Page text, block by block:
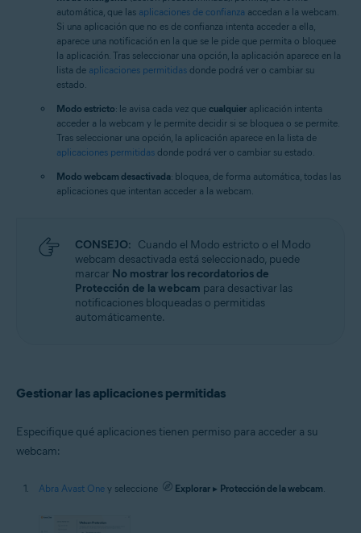
automática, que las aplicaciones de confianza accedan a la webcam.
Si una aplicación que no es de confianza intenta acceder a ella,
aparece una notificación en la que se le pide que permita o bloquee
la aplicación. Tras seleccionar una opción, la aplicación aparece en la
lista de aplicaciones permitidas donde podrá ver o cambiar su
estado.
Modo estricto: le avisa cada vez que cualquier aplicación intenta
acceder a la webcam y le permite decidir si se bloquea o se permite.
Tras seleccionar una opción, la aplicación aparece en la lista de
aplicaciones permitidas donde podrá ver o cambiar su estado.
Modo webcam desactivada: bloquea, de forma automática, todas las
aplicaciones que intentan acceder a la webcam.
CONSEJO: Cuando el Modo estricto o el Modo
webcam desactivada está seleccionado, puede
marcar No mostrar los recordatorios de
Protección de la webcam para desactivar las
notificaciones bloqueadas o permitidas
automáticamente.
Gestionar las aplicaciones permitidas
Especifique qué aplicaciones tienen permiso para acceder a su
webcam:
Abra Avast One y seleccione Explorar ▸ Protección de la webcam.